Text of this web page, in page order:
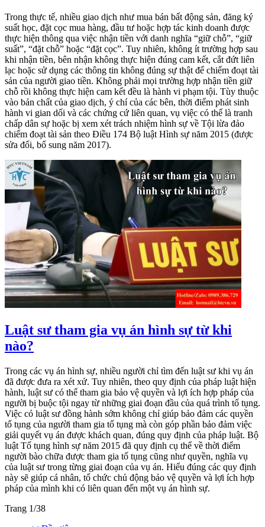
Trong thực tế, nhiều giao dịch như mua bán bất động sản, đăng ký
suất học, đặt cọc mua hàng, đầu tư hoặc hợp tác kinh doanh được
thực hiện thông qua việc nhận tiền với danh nghĩa “giữ chỗ”, “giữ
suất”, “đặt chỗ” hoặc “đặt cọc”. Tuy nhiên, không ít trường hợp sau
khi nhận tiền, bên nhận không thực hiện đúng cam kết, cắt đứt liên
lạc hoặc sử dụng các thông tin không đúng sự thật để chiếm đoạt tài
sản của người giao tiền. Không phải mọi trường hợp nhận tiền giữ
chỗ rồi không thực hiện cam kết đều là hành vi phạm tội. Tùy thuộc
vào bản chất của giao dịch, ý chí của các bên, thời điểm phát sinh
hành vi gian dối và các chứng cứ liên quan, vụ việc có thể là tranh
chấp dân sự hoặc bị xem xét trách nhiệm hình sự về Tội lừa đảo
chiếm đoạt tài sản theo Điều 174 Bộ luật Hình sự năm 2015 (được
sửa đổi, bổ sung năm 2017).
Luật sư tham gia vụ án hình sự từ khi
nào?
Trong các vụ án hình sự, nhiều người chỉ tìm đến luật sư khi vụ án
đã được đưa ra xét xử. Tuy nhiên, theo quy định của pháp luật hiện
hành, luật sư có thể tham gia bảo vệ quyền và lợi ích hợp pháp của
người bị buộc tội ngay từ những giai đoạn đầu của quá trình tố tụng.
Việc có luật sư đồng hành sớm không chỉ giúp bảo đảm các quyền
tố tụng của người tham gia tố tụng mà còn góp phần bảo đảm việc
giải quyết vụ án được khách quan, đúng quy định của pháp luật. Bộ
luật Tố tụng hình sự năm 2015 đã quy định cụ thể về thời điểm
người bào chữa được tham gia tố tụng cũng như quyền, nghĩa vụ
của luật sư trong từng giai đoạn của vụ án. Hiểu đúng các quy định
này sẽ giúp cá nhân, tổ chức chủ động bảo vệ quyền và lợi ích hợp
pháp của mình khi có liên quan đến một vụ án hình sự.
Trang 1/38